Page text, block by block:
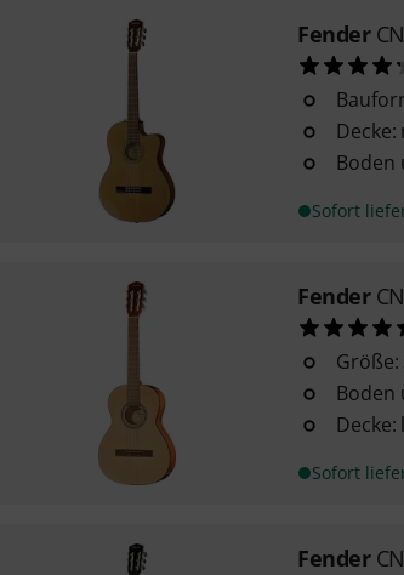
Fender
Decke:
Boden
Sofort
Fender
Größe:
Boden
Sofort
Fender